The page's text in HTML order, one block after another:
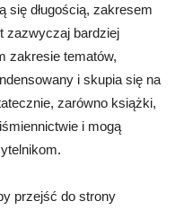
się długością, zakresem
zazwyczaj bardziej
zakresie tematów,
i skupia się na
zarówno książki,
i mogą
przejść do strony